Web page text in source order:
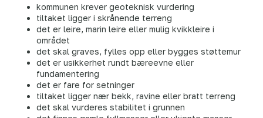
kommunen krever geoteknisk vurdering
tiltaket ligger i skrånende terreng
det er leire, marin leire eller mulig kvikkleire i
området
det skal graves, fylles opp eller bygges støttemur
det er usikkerhet rundt bæreevne eller
fundamentering
det er fare for setninger
tiltaket ligger nær bekk, ravine eller bratt terreng
det skal vurderes stabilitet i grunnen